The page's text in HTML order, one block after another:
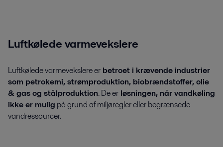
Luftkølede varmevekslere
Luftkølede varmevekslere er betroet i krævende industrier
som petrokemi, strømproduktion, biobrændstoffer, olie
& gas og stålproduktion. De er løsningen, når vandkøling
ikke er mulig på grund af miljøregler eller begrænsede
vandressourcer.